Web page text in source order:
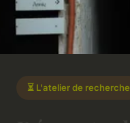
⏳ L'atelier de recherche